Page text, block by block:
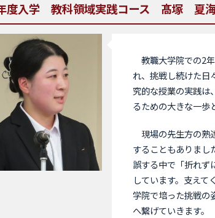
度入学 教科領域実践コース 髙塚 夏
教職大学院での2
れ、挑戦し続けた日
究的な授業の実践は
るための大きな一歩
現場の先生方の熟
することもありまし
誤する中で「折れず
しています。支えて
学院で培った挑戦の
へ繋げていきます。